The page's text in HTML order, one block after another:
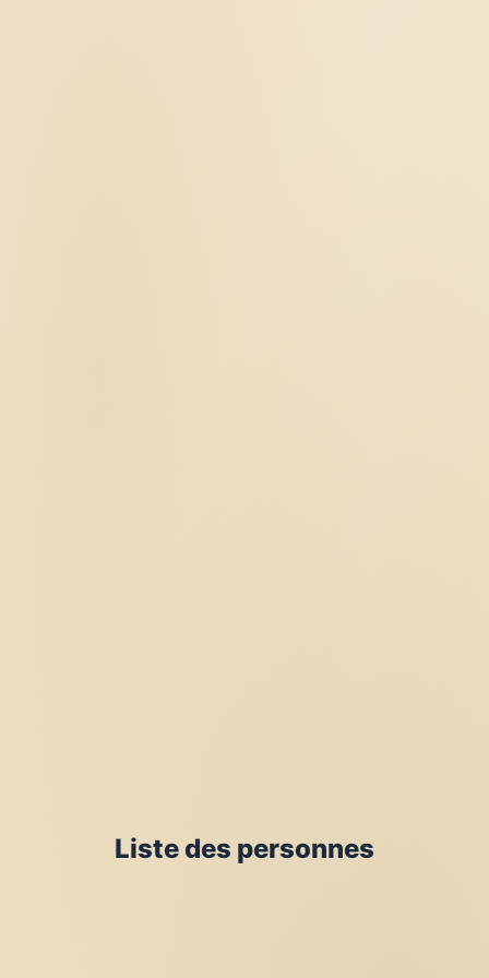
Liste des personnes